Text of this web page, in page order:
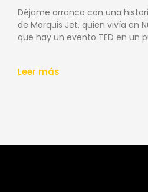
Déjame arranco con una
de Marquis Jet, quien vivía en
que hay un evento TED en un
Leer más